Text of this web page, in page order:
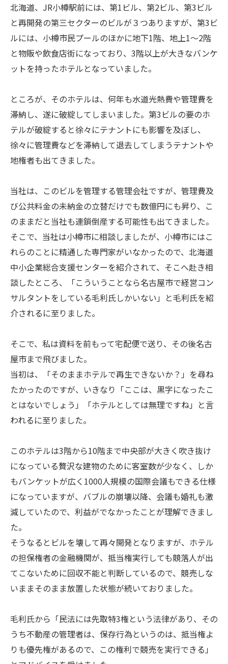
北海道、JR小樽駅前には、第1ビル、第2ビル、第3ビル
と再開発の第三セクターのビルが３つありますが、第3ビ
ルには、小樽市民プールのほかに地下1階、地上1～2階
と物販や飲食店街になっており、3階以上が大きなバンケ
ットを持ったホテルとなっていました。
ところが、そのホテルは、何年も水道光熱費や管理費を
滞納し、遂に破綻してしまいました。第3ビルの要のホ
テルが破綻すると徐々にテナントにも影響を及ぼし、
徐々に管理費などを滞納して退去してしまうテナントや
地権者も出てきました。
当社は、このビルを管理する管理会社ですが、管理費及
び公共料金の未納金の立替だけでも数億円にも昇り、こ
のままだと当社も連鎖倒産する可能性も出てきました。
そこで、当社は小樽市に相談しましたが、小樽市にはこ
れらのことに精通した専門家がいなかったので、北海道
中小企業総合支援センターを紹介されて、そこへ赴き相
談したところ、「こういうことなら名古屋市で経営コン
サルタントをしている毛利氏しかいない」と毛利氏を紹
介されるに至りました。
そこで、私は資料を前もって宅配便で送り、その後名古
屋市まで飛びました。
当初は、「そのままホテルで再生できないか？」を尋ね
たかったのですが、いきなり「ここは、黒字になったこ
とはないでしょう」「ホテルとしては無理ですね」と言
われるに至りました。
このホテルは3階から10階まで中央部が大きく吹き抜け
になっている贅沢な建物のために客室数が少なく、しか
もバンケットが広く1000人規模の国際会議もできる仕様
になっていますが、バブルの崩壊以降、会議も婚礼も激
減していたので、利益がでなかったことが理解できまし
た。
そうなるとビルを壊して再々開発となりますが、ホテル
の担保権者の金融機関が、抵当権実行しても競落人が出
てこないために回収不能と判断しているので、競売しな
いままそのまま放置した状態が続いておりました。
毛利氏から「民法には先取特3権という法律があり、その
うち不動産の管理者は、保存行為というのは、抵当権よ
りも優先権があるので、この権利で競売を実行できる」